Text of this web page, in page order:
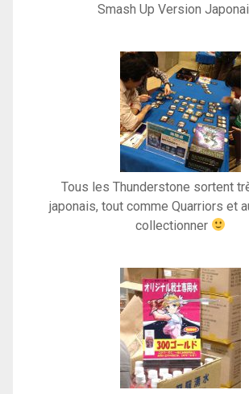
Smash Up Version
Tous les Thunderstone sortent
japonais, tout comme Quarriors et
collectionner